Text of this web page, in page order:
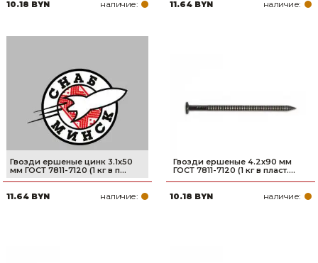
10.18 BYN наличие: 11.64 BYN наличие:
Гвозди ершеные цинк 3.1х50
мм ГОСТ 7811-7120 (1 кг в п...
11.64 BYN наличие:
Гвозди ершеные 4.2х90 мм
ГОСТ 7811-7120 (1 кг в пласт....
10.18 BYN наличие: